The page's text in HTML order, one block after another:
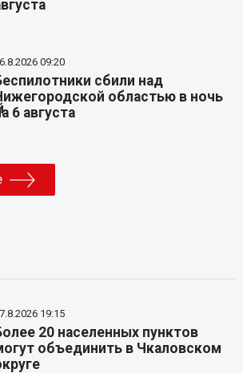
09:20
сбили над
областью в ночь
6 августа
19:15
20 населенных пунктов
объединить в Чкаловском